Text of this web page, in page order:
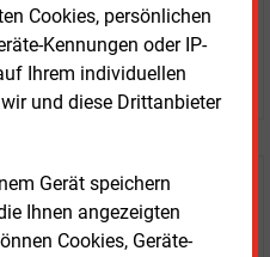
Cookies, persönlichen
Kennungen oder IP-
Ihrem individuellen
und diese Drittanbieter
Gerät speichern
Ihnen angezeigten
Cookies, Geräte-
und